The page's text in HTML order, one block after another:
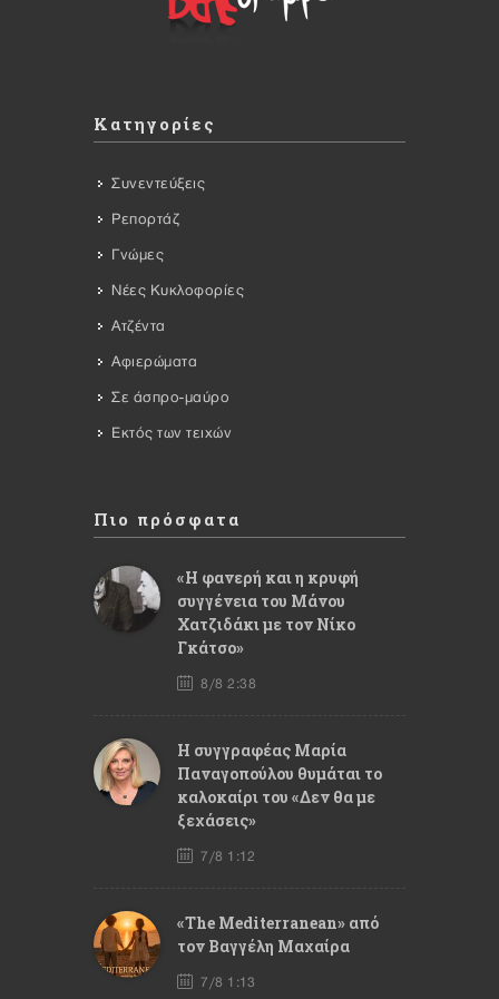
Κατηγορίες
Συνεντεύξεις
Ρεπορτάζ
Γνώμες
Νέες Κυκλοφορίες
Ατζέντα
Αφιερώματα
Σε άσπρο-μαύρο
Εκτός των τειχών
Πιο πρόσφατα
«Η φανερή και η κρυφή
συγγένεια του Μάνου
Χατζιδάκι με τον Νίκο
Γκάτσο»
8/8 2:38
Η συγγραφέας Μαρία
Παναγοπούλου θυμάται το
καλοκαίρι του «Δεν θα με
ξεχάσεις»
7/8 1:12
«The Mediterranean» από
τον Βαγγέλη Μαχαίρα
7/8 1:13